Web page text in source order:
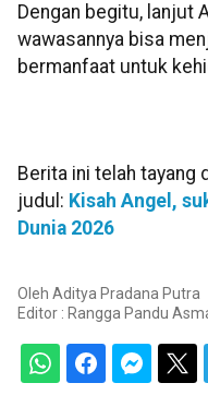
Dengan begitu, lanjut
wawasannya bisa
bermanfaat untuk
Berita ini telah tayang
judul: Kisah Angel,
Dunia 2026
Oleh Aditya Pradana Putra
Editor : Rangga Pandu